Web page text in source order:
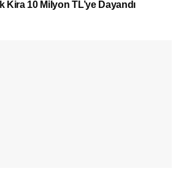
Kira 10 Milyon TL’ye Dayandı